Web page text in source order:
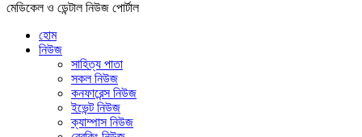
মেডিকেল ও ডেন্টাল নিউজ পোর্টাল
হোম
নিউজ
সাহিত্য পাতা
সকল নিউজ
কনফারেন্স নিউজ
ইভেন্ট নিউজ
ক্যাম্পাস নিউজ